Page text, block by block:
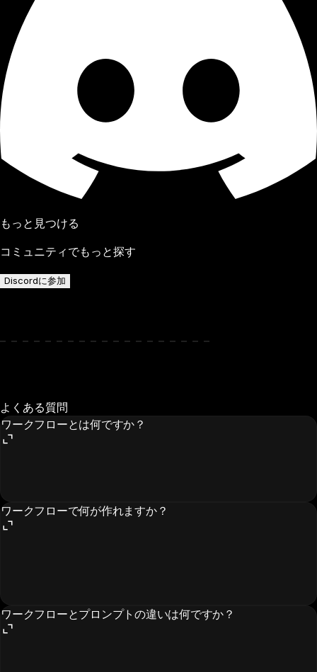
もっと見つける
コミュニティでもっと探す
Discordに参加
よくある質問
ワークフローとは何ですか？
ワークフローで何が作れますか？
ワークフローとプロンプトの違いは何ですか？